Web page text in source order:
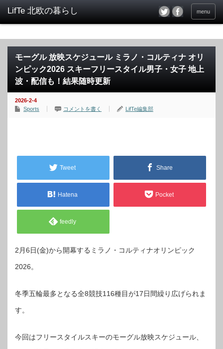
menu
モーグル 放映スケジュール ミラノ・コルティナ オリ
ンピック2026 スキーフリースタイル男子・女子 地上
波・配信も！結果随時更新
2026-2-4
Sports
コメントを書く LifTe編集部
Tweet Share
Hatena Pocket
feedly
2月6日(金)から開幕するミラノ・コルティナオリンピック
2026。
冬季五輪最多となる全8競技116種目が17日間繰り広げられま
す。
今回はフリースタイルスキーのモーグル放映スケジュール、